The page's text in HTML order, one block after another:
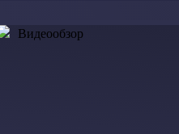
Видеообзор